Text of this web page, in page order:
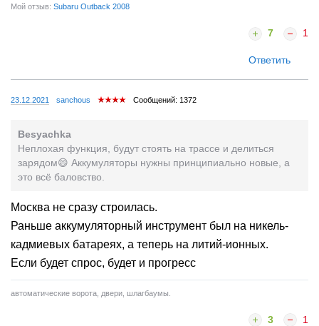
Мой отзыв: Subaru Outback 2008
7 1
Ответить
23.12.2021 sanchous Сообщений: 1372
Besyachka
Неплохая функция, будут стоять на трассе и делиться
зарядом😄 Аккумуляторы нужны принципиально новые, а
это всё баловство.
Москва не сразу строилась.
Раньше аккумуляторный инструмент был на никель-
кадмиевых батареях, а теперь на литий-ионных.
Если будет спрос, будет и прогресс
автоматические ворота, двери, шлагбаумы.
3 1